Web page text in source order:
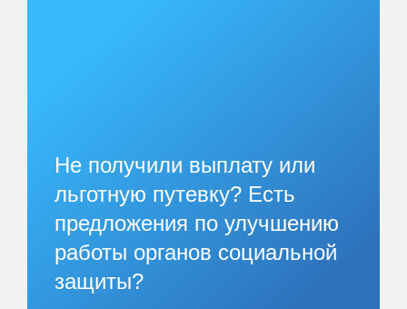
Не получили выплату или
льготную путевку? Есть
предложения по улучшению
работы органов социальной
защиты?